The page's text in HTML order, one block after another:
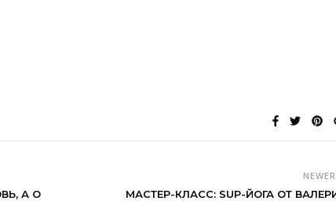
А О
МАСТЕР-КЛАСС: SUP-ЙОГА ОТ